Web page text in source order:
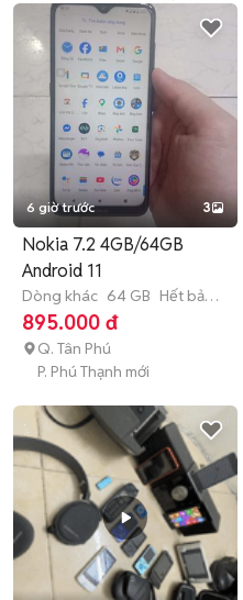
6 giờ trước 3
Nokia 7.2 4GB/64GB
Android 11
Dòng khác 64 GB Hết bảo
hành
895.000 đ
Q. Tân Phú
P. Phú Thạnh mới